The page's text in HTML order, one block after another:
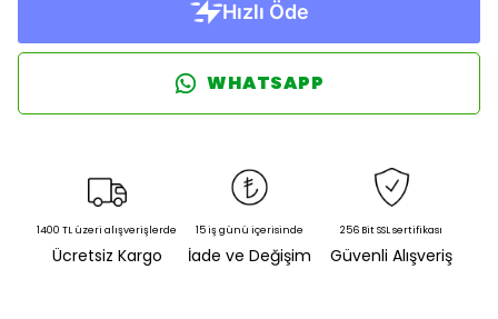
WHATSAPP
1400 TL üzeri alışverişlerde
Ücretsiz Kargo
15 iş günü içerisinde
İade ve Değişim
256 Bit SSL sertifikası
Güvenli Alışveriş